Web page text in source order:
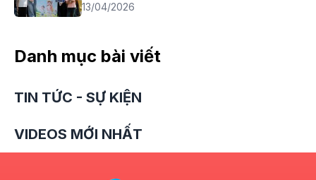
13/04/2026
Danh mục bài viết
TIN TỨC - SỰ KIỆN
VIDEOS MỚI NHẤT